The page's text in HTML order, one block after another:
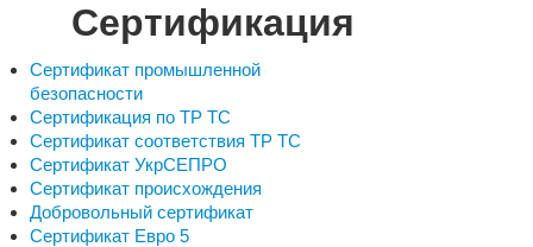
Сертификация
Сертификат промышленной
безопасности
Сертификация по ТР ТС
Сертификат соответствия ТР ТС
Сертификат УкрСЕПРО
Сертификат происхождения
Добровольный сертификат
Сертификат Евро 5